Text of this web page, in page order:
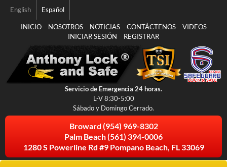
principal
English Español
INICIO NOSOTROS NOTICIAS CONTÁCTENOS
VIDEOS
INICIAR SESIÓN
REGISTRAR
Broward (954) 969-8302
Palm Beach(561) 394-0006
1280 S Powerline Rd #9 Pompano Beach, FL 33069
Servicio de Emergencia 24 horas.
L-V 8:30-5:00
Sábado y Domingo Cerrado.